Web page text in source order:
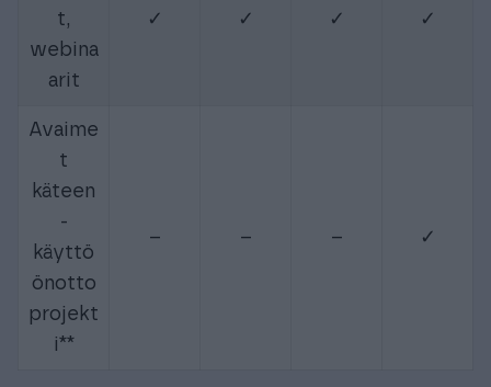
t,
webina
arit
✓ ✓ ✓ ✓
Avaime
t
käteen
-
käyttö
önotto
projekt
i**
– – – ✓